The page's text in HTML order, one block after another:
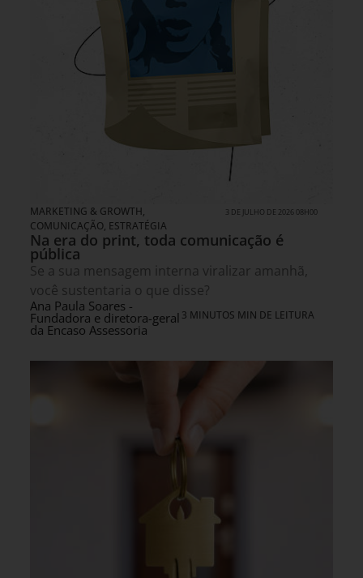
MARKETING & GROWTH,
COMUNICAÇÃO, ESTRATÉGIA
3 DE JULHO DE 2026 08H00
Na era do print, toda comunicação é
pública
Se a sua mensagem interna viralizar amanhã,
você sustentaria o que disse?
Ana Paula Soares -
Fundadora e diretora-geral
da Encaso Assessoria
3 MINUTOS MIN DE LEITURA